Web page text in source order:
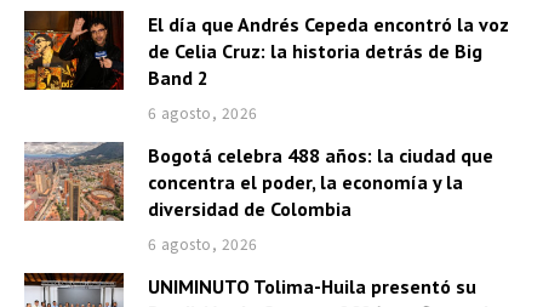
El día que Andrés Cepeda encontró la voz
de Celia Cruz: la historia detrás de Big
Band 2
6 agosto, 2026
Bogotá celebra 488 años: la ciudad que
concentra el poder, la economía y la
diversidad de Colombia
6 agosto, 2026
UNIMINUTO Tolima-Huila presentó su